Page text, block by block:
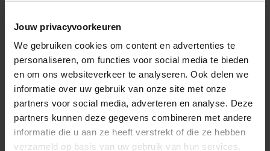
Jouw privacyvoorkeuren
We gebruiken cookies om content en advertenties te
personaliseren, om functies voor social media te bieden
en om ons websiteverkeer te analyseren. Ook delen we
informatie over uw gebruik van onze site met onze
partners voor social media, adverteren en analyse. Deze
partners kunnen deze gegevens combineren met andere
informatie die u aan ze heeft verstrekt of die ze hebben
verzameld op basis van uw gebruik van hun services.
une circonférence de 38 cm et une languette en cuir
sur la partie supérieure. Prenez soin et protégez les
bottes à enfiler avec les bons produits d'entretien !
Détails du produit
Livraison & retour